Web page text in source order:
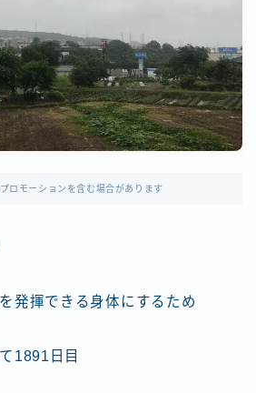
ロモーションを含む場合があります
発揮できる身体にするため
1891日目